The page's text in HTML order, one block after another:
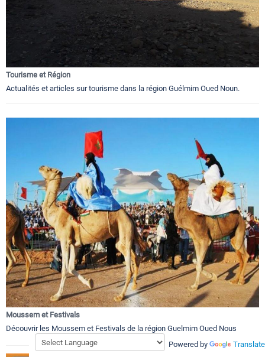
Tourisme et Région
Actualités et articles sur tourisme dans la région Guélmim Oued Noun.
Moussem et Festivals
Découvrir les Moussem et Festivals de la région Guelmim Oued Nous
Powered by
Translate